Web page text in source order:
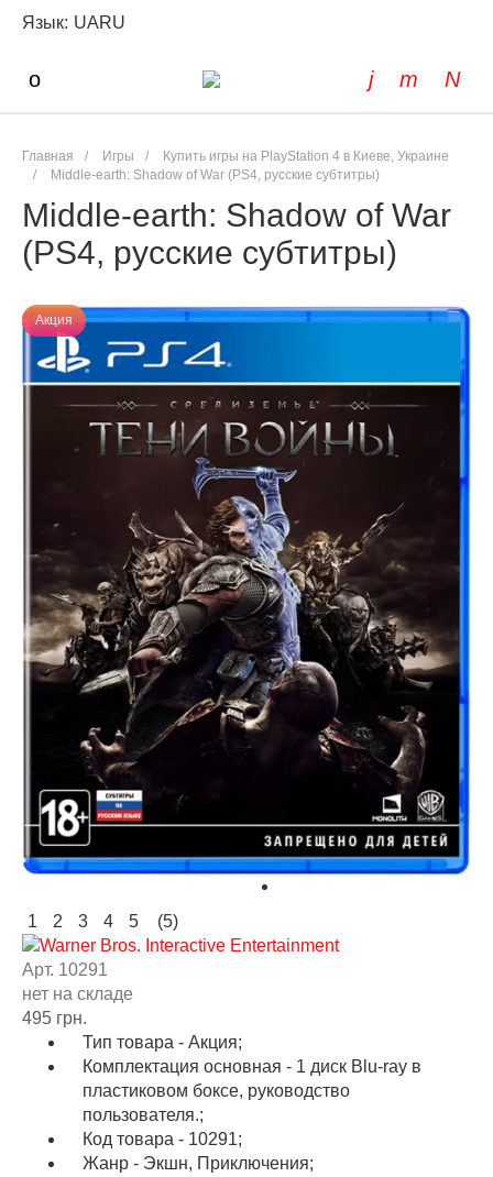
Язык: UARU
Главная / Игры /
Купить игры на PlayStation 4 в Киеве, Украине
/
Middle-earth: Shadow of War (PS4, русские субтитры)
Middle-earth: Shadow of War
(PS4, русские субтитры)
Акция
1 2 3 4 5 (5)
Арт. 10291
нет на складе
495 грн.
Тип товара - Акция;
Комплектация основная - 1 диск Blu-ray в
пластиковом боксе, руководство
пользователя.;
Код товара - 10291;
Жанр - Экшн, Приключения;